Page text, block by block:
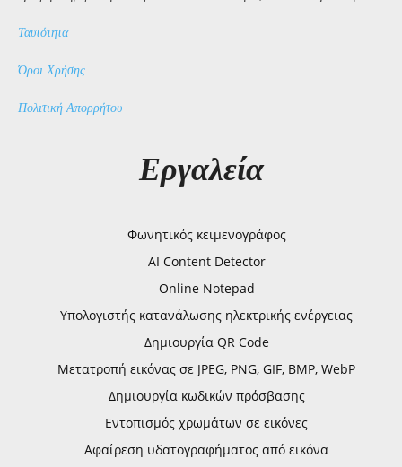
Ταυτότητα
Όροι Χρήσης
Πολιτική Απορρήτου
Εργαλεία
Φωνητικός κειμενογράφος
AI Content Detector
Online Notepad
Υπολογιστής κατανάλωσης ηλεκτρικής ενέργειας
Δημιουργία QR Code
Μετατροπή εικόνας σε JPEG, PNG, GIF, BMP, WebP
Δημιουργία κωδικών πρόσβασης
Εντοπισμός χρωμάτων σε εικόνες
Αφαίρεση υδατογραφήματος από εικόνα